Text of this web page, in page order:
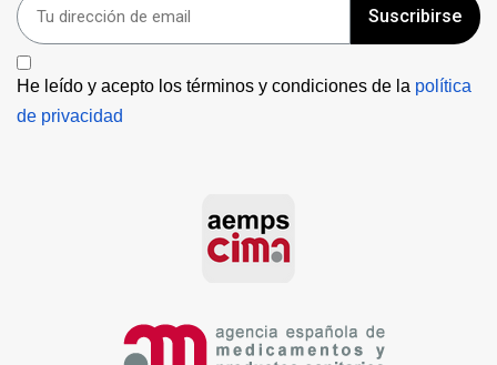
Suscribirse
He leído y acepto los términos y condiciones de la política
de privacidad